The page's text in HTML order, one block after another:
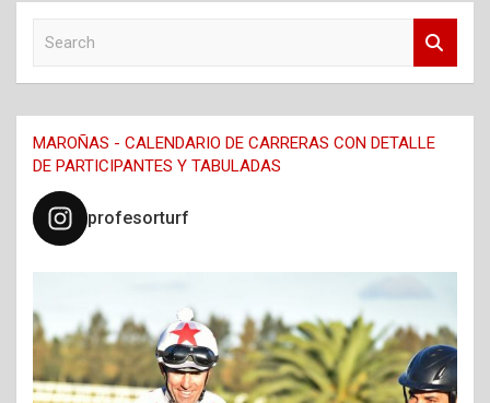
c
h
MAROÑAS - CALENDARIO DE CARRERAS CON DETALLE
DE PARTICIPANTES Y TABULADAS
profesorturf